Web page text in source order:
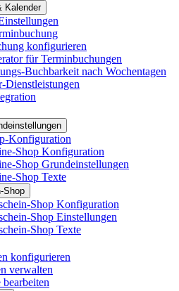
Kalender
konfigurieren
für Terminbuchungen
Buchbarkeit nach Wochentagen
Dienstleistungen
Konfiguration
Shop Konfiguration
Shop Grundeinstellungen
Shop Texte
Shop
Shop Konfiguration
Shop Einstellungen
Shop Texte
konfigurieren
verwalten